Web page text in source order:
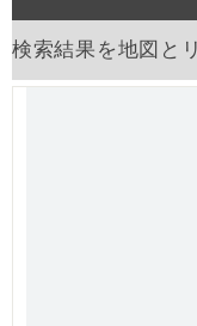
検索結果を地図と